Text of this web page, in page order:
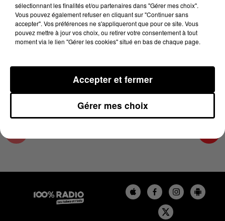
LES INFOS DU GRAND TOULOUSE DU
20/02/2025 À 07H59
Podcasts infos du grand Toulouse
sélectionnant les finalités et/ou partenaires dans "Gérer mes choix".
Vous pouvez également refuser en cliquant sur "Continuer sans
accepter". Vos préférences ne s'appliqueront que pour ce site. Vous
pouvez mettre à jour vos choix, ou retirer votre consentement à tout
moment via le lien "Gérer les cookies" situé en bas de chaque page.
Gérer mes choix
Accepter et fermer